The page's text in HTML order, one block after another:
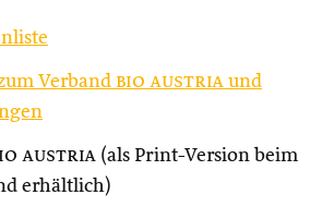
Verband bio austria und
austria (als Print-Version beim
erhältlich)